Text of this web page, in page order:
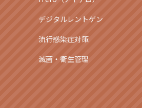
デジタルレントゲン
流行感染症対策
滅菌・衛生管理